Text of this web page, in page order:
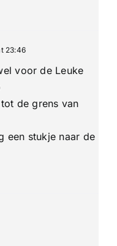
23:46
voor de Leuke
de grens van
een stukje naar de